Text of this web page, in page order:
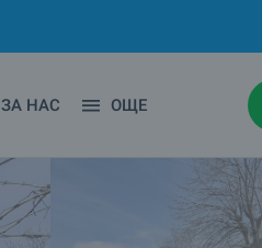
ЗА НАС ОЩЕ